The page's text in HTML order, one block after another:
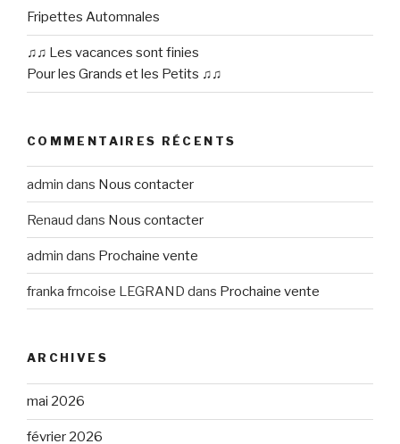
Fripettes Automnales
♫♫ Les vacances sont finies
Pour les Grands et les Petits ♫♫
COMMENTAIRES RÉCENTS
admin dans Nous contacter
Renaud dans Nous contacter
admin dans Prochaine vente
franka frncoise LEGRAND dans Prochaine vente
ARCHIVES
mai 2026
février 2026